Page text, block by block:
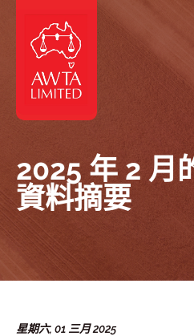
2025 年 2 月
資料摘要
星期六, 01 三月 2025